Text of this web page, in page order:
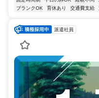
ブランクOK
育休あり 交通費支給
派遣社員